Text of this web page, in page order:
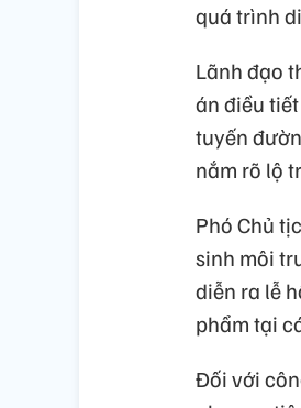
quá trình
Lãnh đạo
án điều
tuyến
nắm rõ lộ
Phó Chủ
sinh môi
diễn ra lễ
phẩm tại
Đối với